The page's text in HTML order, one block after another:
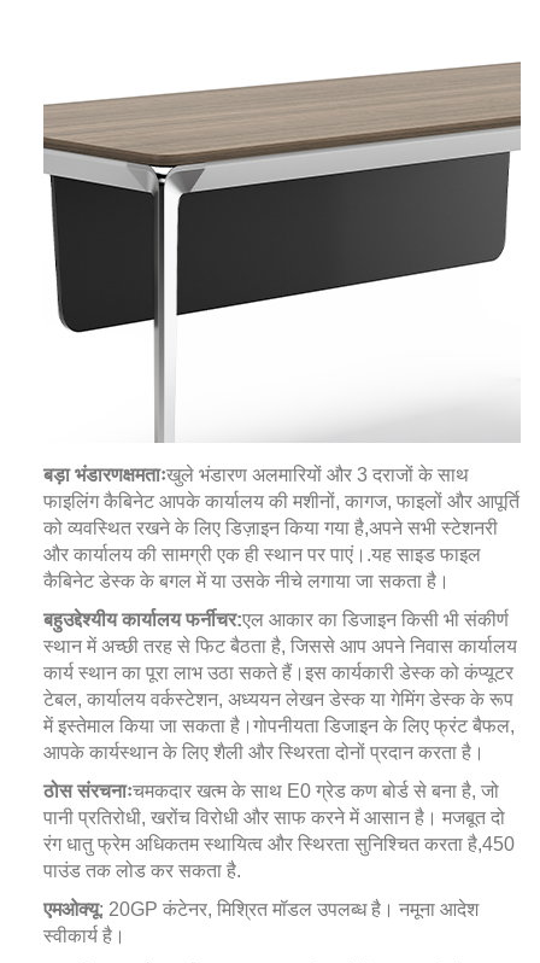
बड़ा भंडारणक्षमताःखुले भंडारण अलमारियों और 3 दराजों के साथ
फाइलिंग कैबिनेट आपके कार्यालय की मशीनों, कागज, फाइलों और आपूर्ति
को व्यवस्थित रखने के लिए डिज़ाइन किया गया है,अपने सभी स्टेशनरी
और कार्यालय की सामग्री एक ही स्थान पर पाएं। .यह साइड फाइल
कैबिनेट डेस्क के बगल में या उसके नीचे लगाया जा सकता है।
बहुउद्देश्यीय कार्यालय फर्नीचर:एल आकार का डिजाइन किसी भी संकीर्ण
स्थान में अच्छी तरह से फिट बैठता है, जिससे आप अपने निवास कार्यालय
कार्य स्थान का पूरा लाभ उठा सकते हैं। इस कार्यकारी डेस्क को कंप्यूटर
टेबल, कार्यालय वर्कस्टेशन, अध्ययन लेखन डेस्क या गेमिंग डेस्क के रूप
में इस्तेमाल किया जा सकता है। गोपनीयता डिजाइन के लिए फ्रंट बैफल,
आपके कार्यस्थान के लिए शैली और स्थिरता दोनों प्रदान करता है।
ठोस संरचनाःचमकदार खत्म के साथ E0 ग्रेड कण बोर्ड से बना है, जो
पानी प्रतिरोधी, खरोंच विरोधी और साफ करने में आसान है। मजबूत दो
रंग धातु फ्रेम अधिकतम स्थायित्व और स्थिरता सुनिश्चित करता है,450
पाउंड तक लोड कर सकता है.
एमओक्यू: 20GP कंटेनर, मिश्रित मॉडल उपलब्ध है। नमूना आदेश
स्वीकार्य है।